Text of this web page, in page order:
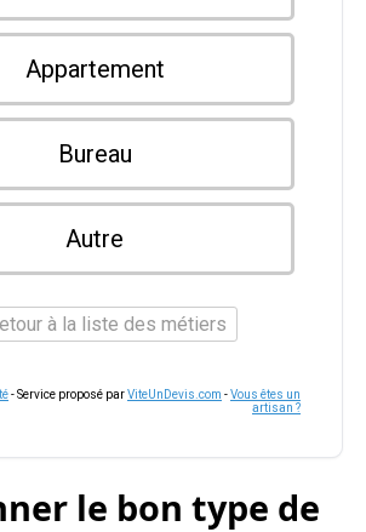
Appartement
Bureau
Autre
à la liste des métiers
- Service proposé parViteUnDevis.com -Vous êtes un
artisan ?
le bon type de